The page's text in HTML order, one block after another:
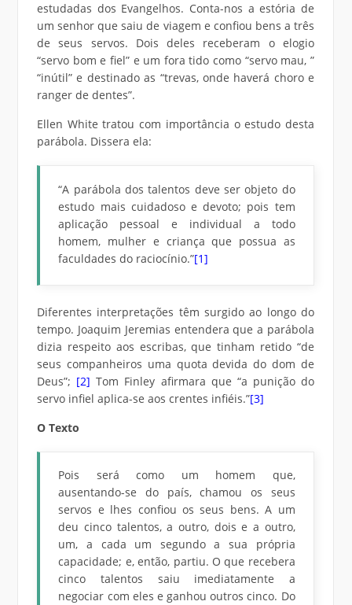
estudadas dos Evangelhos. Conta-nos a estória de
um senhor que saiu de viagem e confiou bens a três
de seus servos. Dois deles receberam o elogio
“servo bom e fiel” e um fora tido como “servo mau, ”
“inútil” e destinado as “trevas, onde haverá choro e
ranger de dentes”.
Ellen White tratou com importância o estudo desta
parábola. Dissera ela:
“A parábola dos talentos deve ser objeto do
estudo mais cuidadoso e devoto; pois tem
aplicação pessoal e individual a todo
homem, mulher e criança que possua as
faculdades do raciocínio.”[1]
Diferentes interpretações têm surgido ao longo do
tempo. Joaquim Jeremias entendera que a parábola
dizia respeito aos escribas, que tinham retido “de
seus companheiros uma quota devida do dom de
Deus”; [2]Tom Finley afirmara que “a punição do
servo infiel aplica-se aos crentes infiéis.”[3]
O Texto
Pois será como um homem que,
ausentando-se do país, chamou os seus
servos e lhes confiou os seus bens. A um
deu cinco talentos, a outro, dois e a outro,
um, a cada um segundo a sua própria
capacidade; e, então, partiu. O que recebera
cinco talentos saiu imediatamente a
negociar com eles e ganhou outros cinco. Do